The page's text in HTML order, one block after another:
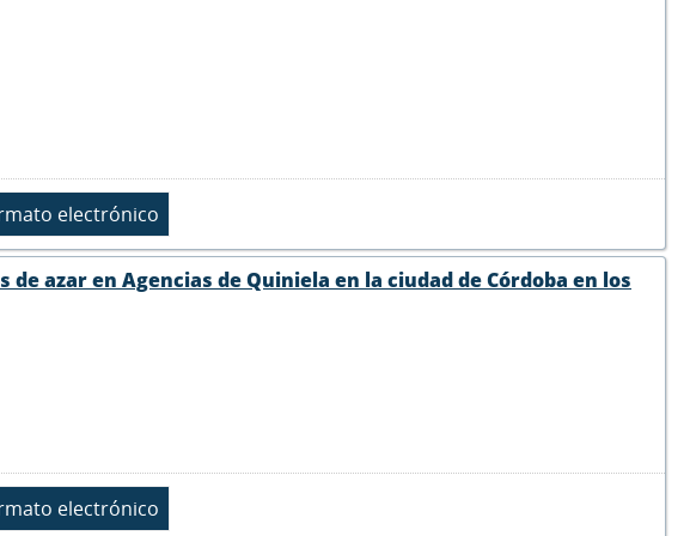
azar en Agencias de Quiniela en la ciudad de Córdoba en los